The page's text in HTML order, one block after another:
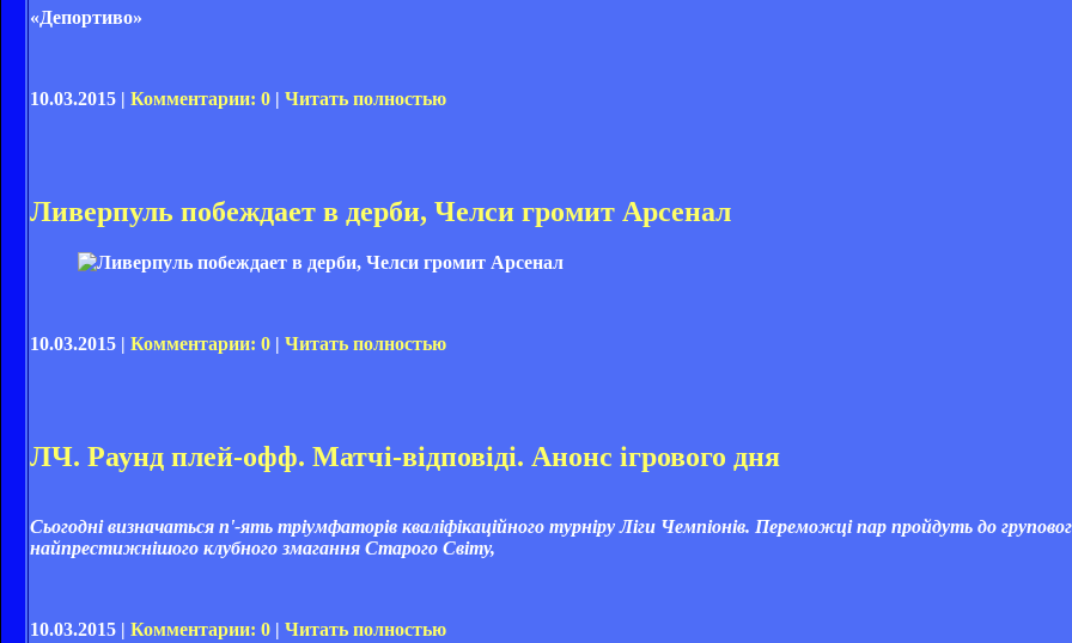
«Депортиво»
10.03.2015 | Комментарии: 0 | Читать полностью
Ливерпуль побеждает в дерби, Челси громит Арсенал
10.03.2015 | Комментарии: 0 | Читать полностью
ЛЧ. Раунд плей-офф. Матчі-відповіді. Анонс ігрового дня
Сьогодні визначаться п'-ять тріумфаторів кваліфікаційного турніру Ліги Чемпіонів. Переможці пар пройдуть до
найпрестижнішого клубного змагання Старого Світу,
10.03.2015 | Комментарии: 0 | Читать полностью